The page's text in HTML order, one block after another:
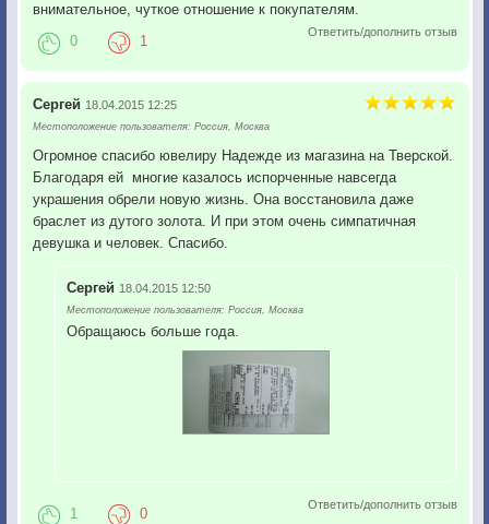
внимательное, чуткое отношение к покупателям.
Ответить/дополнить отзыв
0 1
Сергей 18.04.2015 12:25
Местоположение пользователя: Россия, Москва
Огромное спасибо ювелиру Надежде из магазина на Тверской.
Благодаря ей многие казалось испорченные навсегда
украшения обрели новую жизнь. Она восстановила даже
браслет из дутого золота. И при этом очень симпатичная
девушка и человек. Спасибо.
Сергей 18.04.2015 12:50
Местоположение пользователя: Россия, Москва
Обращаюсь больше года.
Ответить/дополнить отзыв
1 0